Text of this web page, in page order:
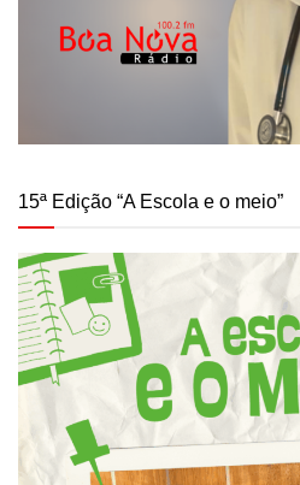
15ª Edição “A Escola e o meio”